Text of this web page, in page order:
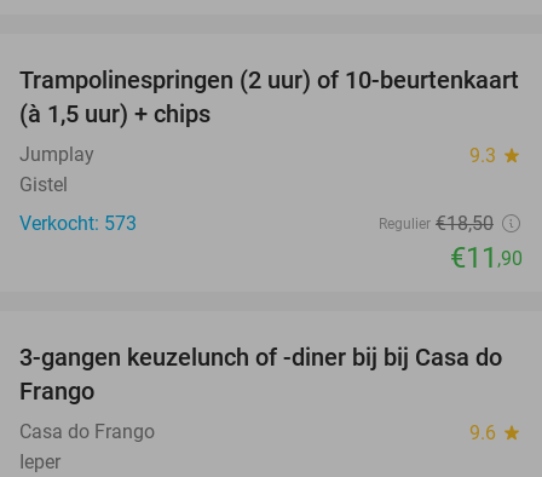
36%
Trampolinespringen (2 uur) of 10-beurtenkaart
(à 1,5 uur) + chips
Jumplay 9.3 star
Gistel
Verkocht: 573
Regulier €18,50
€11 ,90
34%
3-gangen keuzelunch of -diner bij bij Casa do
Frango
Casa do Frango 9.6 star
Ieper